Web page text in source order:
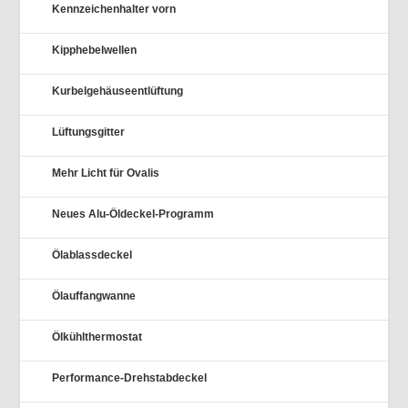
Kennzeichenhalter vorn
Kipphebelwellen
Kurbelgehäuseentlüftung
Lüftungsgitter
Mehr Licht für Ovalis
Neues Alu-Öldeckel-Programm
Ölablassdeckel
Ölauffangwanne
Ölkühlthermostat
Performance-Drehstabdeckel